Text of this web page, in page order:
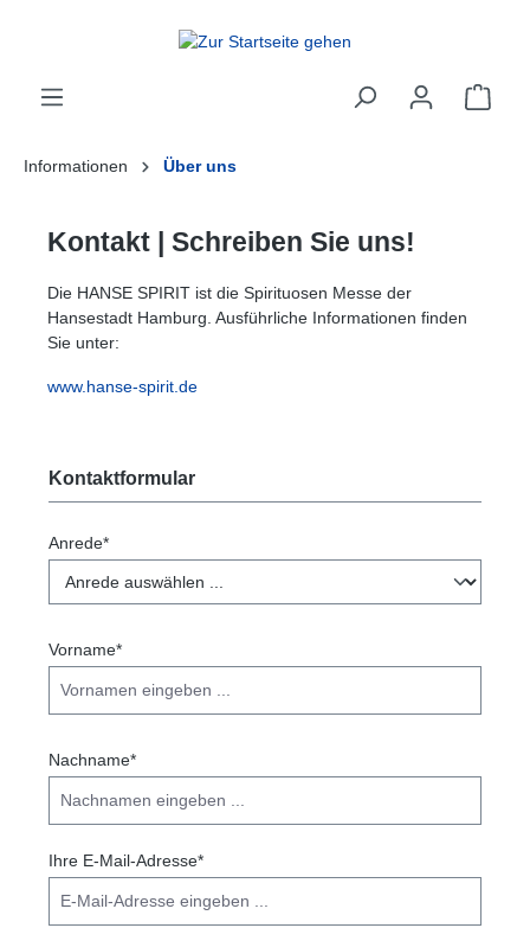
Informationen Über uns
Kontakt | Schreiben Sie uns!
Die HANSE SPIRIT ist die Spirituosen Messe der
Hansestadt Hamburg. Ausführliche Informationen finden
Sie unter:
www.hanse-spirit.de
Kontaktformular
Anrede*
Vorname*
Nachname*
Ihre E-Mail-Adresse*
Farben invertieren
Niedrige Sättigung